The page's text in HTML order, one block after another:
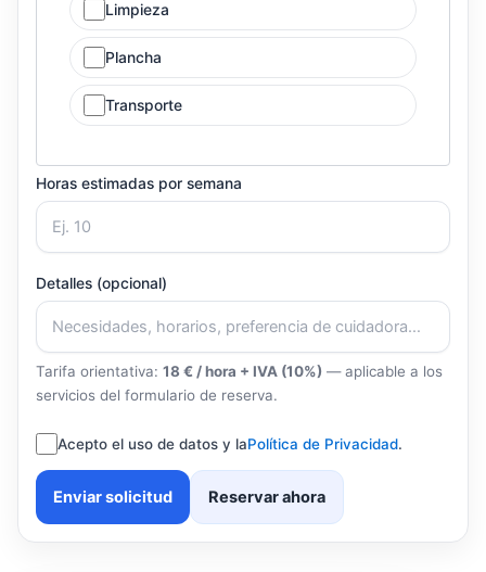
Limpieza
Plancha
Transporte
Horas estimadas por semana
Detalles (opcional)
Tarifa orientativa: 18 € / hora + IVA (10%) — aplicable a los
servicios del formulario de reserva.
Acepto el uso de datos y laPolítica de Privacidad.
Enviar solicitud Reservar ahora